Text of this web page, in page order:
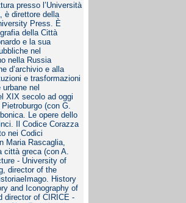
presso l’Università
è direttore della
Press. È
della Città
e la sua
nel
nella Russia
d’archivio e alla
e trasformazioni
nel
XIX secolo ad oggi
(con G.
Le opere dello
Il Codice Corazza
nei Codici
Maria Rascaglia,
città greca (con A.
- University of
director of the
History
and Iconography of
director of CIRICE -